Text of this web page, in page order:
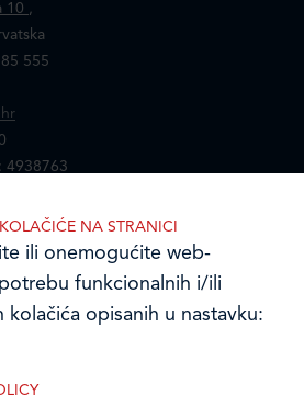
10 ,
555
4938763
NA STRANICI
ili onemogućite web-
funkcionalnih i/ili
kolačića opisanih u nastavku: